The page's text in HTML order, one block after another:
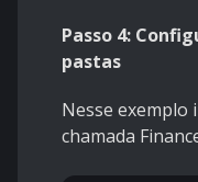
Passo 4:
pastas
Nesse exemplo
chamada